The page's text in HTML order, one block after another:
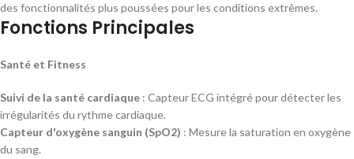
des fonctionnalités plus poussées pour les conditions extrêmes.
Fonctions Principales
Santé et Fitness
Suivi de la santé cardiaque : Capteur ECG intégré pour détecter les
irrégularités du rythme cardiaque.
Capteur d'oxygène sanguin (SpO2) : Mesure la saturation en oxygène
du sang.